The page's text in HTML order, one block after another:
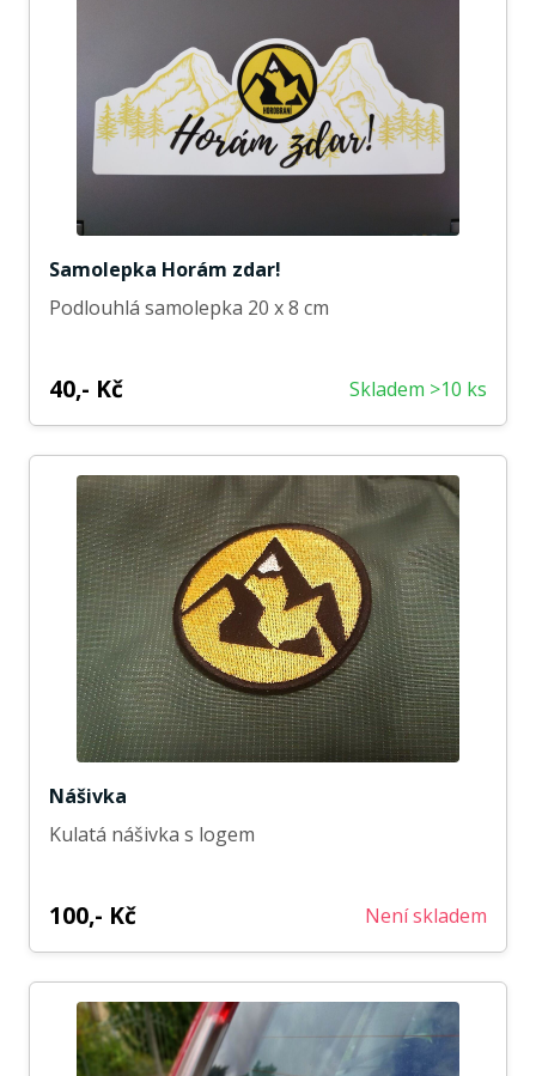
Samolepka Horám zdar!
Podlouhlá samolepka 20 x 8 cm
40,- Kč Skladem >10 ks
Nášivka
Kulatá nášivka s logem
100,- Kč Není skladem